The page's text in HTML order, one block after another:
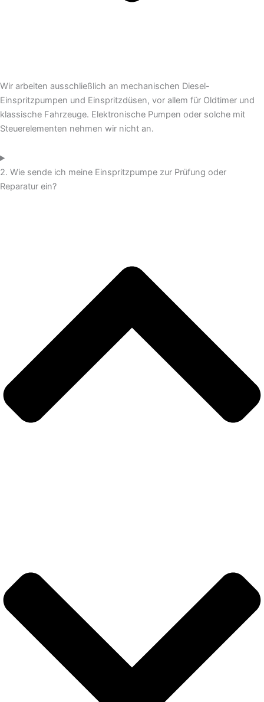
Wir arbeiten ausschließlich an mechanischen Diesel-
Einspritzpumpen und Einspritzdüsen, vor allem für Oldtimer und
klassische Fahrzeuge. Elektronische Pumpen oder solche mit
Steuerelementen nehmen wir nicht an.
2. Wie sende ich meine Einspritzpumpe zur Prüfung oder
Reparatur ein?